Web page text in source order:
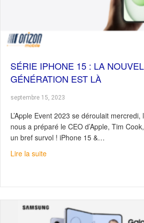
SÉRIE IPHONE 15 : LA
GÉNÉRATION EST LÀ
septembre 15, 2023
L’Apple Event 2023 se déroulait
nous a préparé le CEO d’Apple, Tim
un bref survol ! iPhone 15 &…
Lire la suiteabout Série iPhone 15 : La